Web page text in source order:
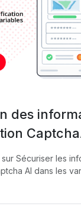
des
Sécuriser les
AI dans les